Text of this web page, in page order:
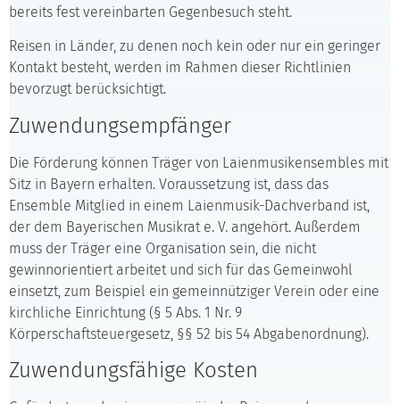
bereits fest vereinbarten Gegenbesuch steht.
Reisen in Länder, zu denen noch kein oder nur ein geringer
Kontakt besteht, werden im Rahmen dieser Richtlinien
bevorzugt berücksichtigt.
Zuwendungsempfänger
Die Förderung können Träger von Laienmusikensembles mit
Sitz in Bayern erhalten. Voraussetzung ist, dass das
Ensemble Mitglied in einem Laienmusik-Dachverband ist,
der dem Bayerischen Musikrat e. V. angehört. Außerdem
muss der Träger eine Organisation sein, die nicht
gewinnorientiert arbeitet und sich für das Gemeinwohl
einsetzt, zum Beispiel ein gemeinnütziger Verein oder eine
kirchliche Einrichtung (§ 5 Abs. 1 Nr. 9
Körperschaftsteuergesetz, §§ 52 bis 54 Abgabenordnung).
Zuwendungsfähige Kosten